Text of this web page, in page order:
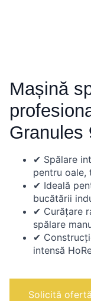
Mașină
Granules
✔ Spălare
pentru oale,
✔ Ideală
bucătării
✔ Curățare
spălare
✔
intensă
Solicită ofertă